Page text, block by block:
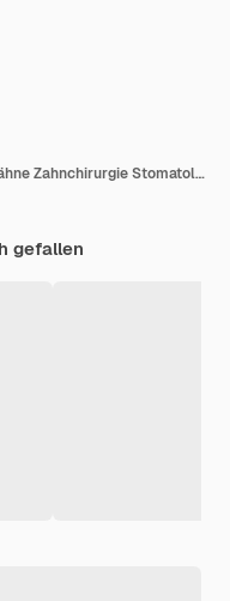
Zahnarzt mit den Händen bohrt Zähne Zahnchirurgie Stomatologe mit sterilen Handschuhen mit medizinischem Werkzeug Reinigung offenen Mund Patienten Zahnmedizin Zahnbehandlung schicke Illustration
gefallen